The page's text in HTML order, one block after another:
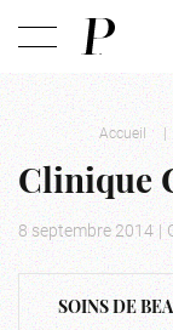
Accueil |
Clinique
8 septembre 2014 |
SOINS DE